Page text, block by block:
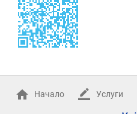
Начало Услуги